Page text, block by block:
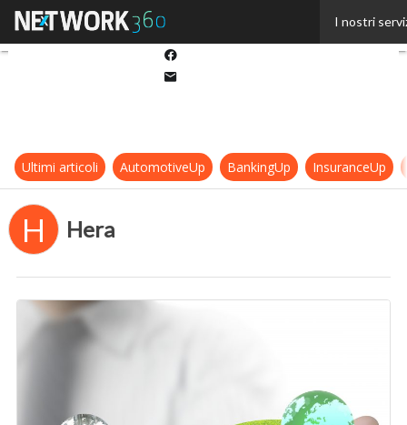
I nostri
Ultimi articoli AutomotiveUp BankingUp InsuranceUp
H Hera